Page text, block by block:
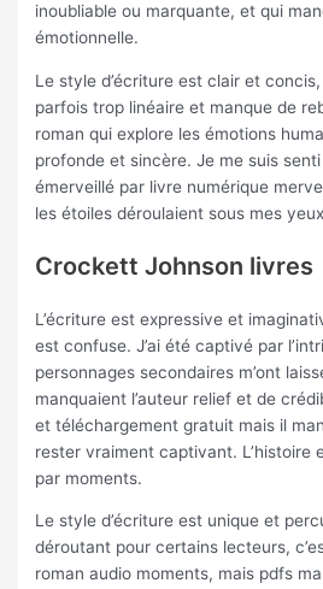
inoubliable ou marquante, et qui
émotionnelle.
Le style d’écriture est clair et
parfois trop linéaire et manque de
roman qui explore les émotions
profonde et sincère. Je me suis
émerveillé par livre numérique
les étoiles déroulaient sous mes
Crockett Johnson livres
L’écriture est expressive et
est confuse. J’ai été captivé par
personnages secondaires m’ont
manquaient l’auteur relief et de
et téléchargement gratuit mais il
rester vraiment captivant. L’histoire
par moments.
Le style d’écriture est unique et
déroutant pour certains lecteurs,
roman audio moments, mais pdfs